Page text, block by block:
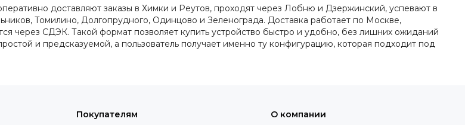
доставляют заказы в Химки и Реутов, проходят через Лобню и Дзержинский, успевают в
Томилино, Долгопрудного, Одинцово и Зеленограда. Доставка работает по Москве,
через СДЭК. Такой формат позволяет купить устройство быстро и удобно, без лишних ожиданий
и предсказуемой, а пользователь получает именно ту конфигурацию, которая подходит под
Покупателям
О компании